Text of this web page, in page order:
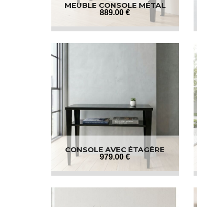
MEUBLE CONSOLE MÉTAL
889.00 €
CONSOLE AVEC ÉTAGÈRE
979.00 €